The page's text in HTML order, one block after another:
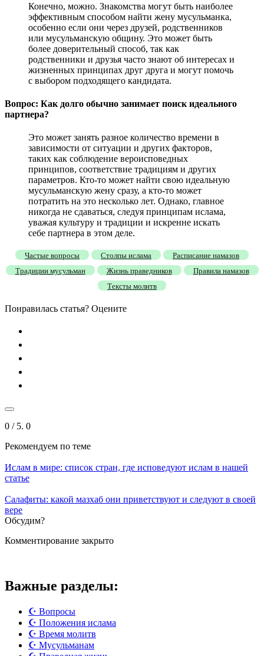
Конечно, можно. Знакомства могут быть наиболее
эффективным способом найти жену мусульманка,
особенно если они через друзей, родственников
или мусульманскую общину. Это может быть
более доверительный способ, так как
родственники и друзья часто знают об интересах и
жизненных принципах друг друга и могут помочь
с выбором подходящего кандидата.
Вопрос: Как долго обычно занимает поиск идеального
партнера?
Это может занять разное количество времени в
зависимости от ситуации и других факторов,
таких как соблюдение вероисповедных
принципов, соответствие традициям и других
параметров. Кто-то может найти свою идеальную
мусульманскую жену сразу, а кто-то может
потратить на это несколько лет. Однако, главное
никогда не сдаваться, следуя принципам ислама,
уважая культуру и традиции и искренне искать
себе партнера в этом деле.
Частые вопросы Столпы ислама
Расписание намазов
Традиции мусульман
Жизнь праведников
Правила намазов
Тексты молитв
Понравилась статья? Оцените
0 / 5. 0
Рекомендуем по теме
Ислам в мире: список стран, где исповедуют ислам в нашей
статье
Салафиты: какой мазхаб они приветствуют и следуют в своей
вере
Обсудим?
Комментирование закрыто
Важные разделы:
☪️ Вопросы
☪️ Положения ислама
☪️ Время молитв
☪️ Мусульманам